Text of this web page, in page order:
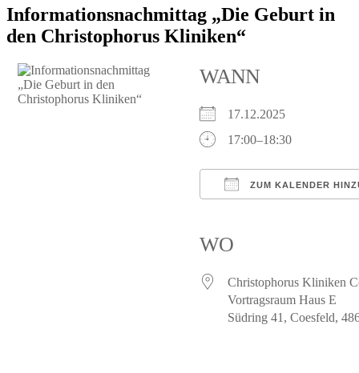
Informationsnachmittag „Die Geburt in
den Christophorus Kliniken“
WANN
17.12.2025
17:00–18:30
ZUM KALENDER
WO
Christophorus Kliniken
Vortragsraum Haus E
Südring 41, Coesfeld,